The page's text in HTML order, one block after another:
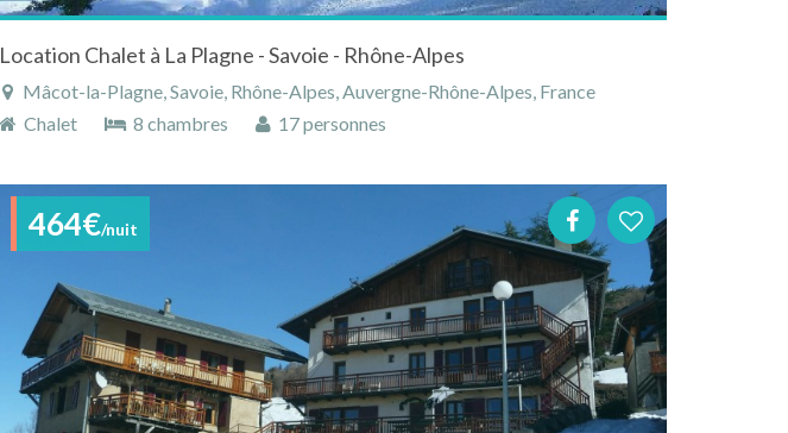
Location Chalet à La Plagne - Savoie - Rhône-Alpes
Mâcot-la-Plagne, Savoie, Rhône-Alpes, Auvergne-Rhône-Alpes, France
Chalet
8 chambres 17 personnes
464€/nuit